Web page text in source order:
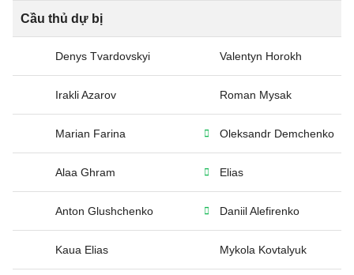
Cầu thủ dự bị
Denys Tvardovskyi Valentyn Horokh
Irakli Azarov Roman Mysak
Marian Farina Oleksandr Demchenko
Alaa Ghram Elias
Anton Glushchenko Daniil Alefirenko
Kaua Elias Mykola Kovtalyuk